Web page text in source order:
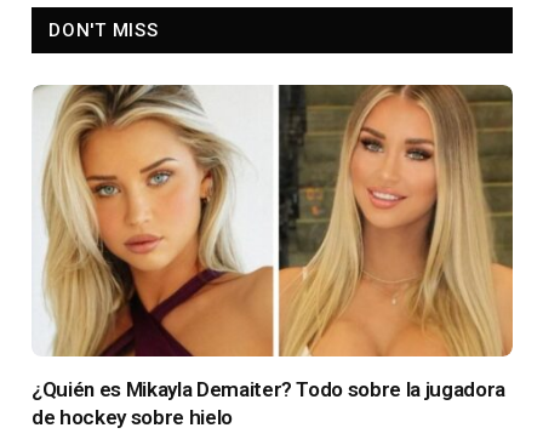
DON'T MISS
¿Quién es Mikayla Demaiter? Todo sobre la jugadora
de hockey sobre hielo